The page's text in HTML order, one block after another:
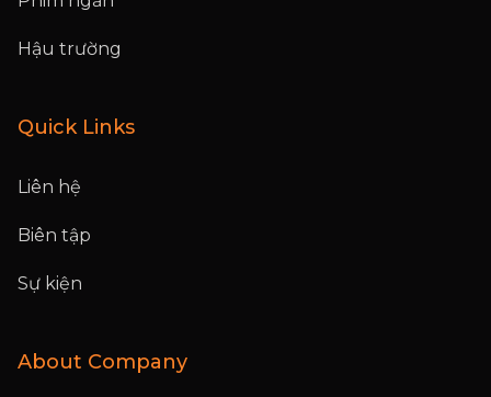
Hậu trường
Quick Links
Liên hệ
Biên tập
Sự kiện
About Company